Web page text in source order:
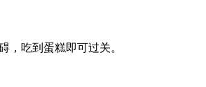
，吃到蛋糕即可过关。